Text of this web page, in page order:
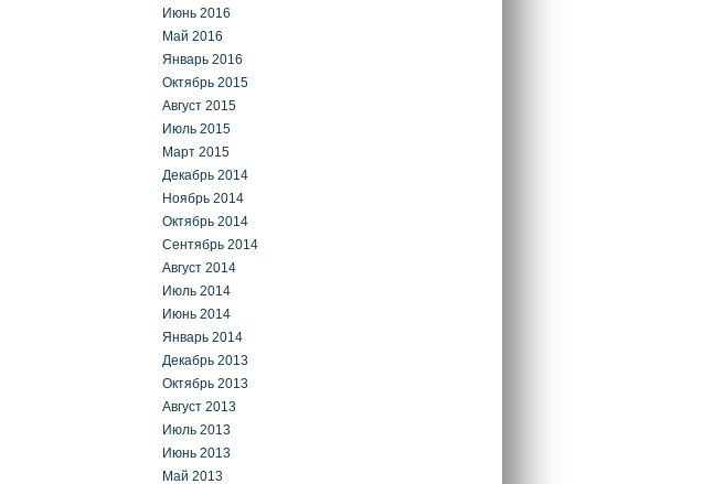
Июнь 2016
Май 2016
Январь 2016
Октябрь 2015
Август 2015
Июль 2015
Март 2015
Декабрь 2014
Ноябрь 2014
Октябрь 2014
Сентябрь 2014
Август 2014
Июль 2014
Июнь 2014
Январь 2014
Декабрь 2013
Октябрь 2013
Август 2013
Июль 2013
Июнь 2013
Май 2013